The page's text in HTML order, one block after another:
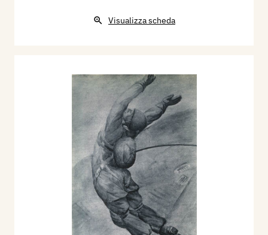
Visualizza scheda